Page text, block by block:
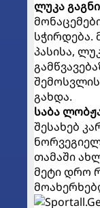
ლუკა
სჭირდება.
პასისა,
გახდა.
საბა
შესახებ
თამაში
მეტი დრო